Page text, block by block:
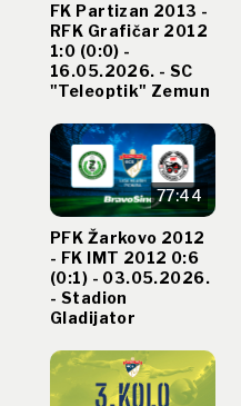
FK Partizan 2013 -
RFK Grafičar 2012
1:0 (0:0) -
16.05.2026. - SC
"Teleoptik" Zemun
77:44
PFK Žarkovo 2012
- FK IMT 2012 0:6
(0:1) - 03.05.2026.
- Stadion
Gladijator